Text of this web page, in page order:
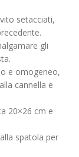
setacciati,
gli
e omogeneo,
cannella e
20×26 cm e
spatola per